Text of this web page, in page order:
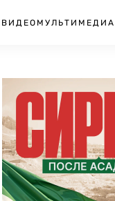
ВИДЕО МУЛЬТИМЕДИА